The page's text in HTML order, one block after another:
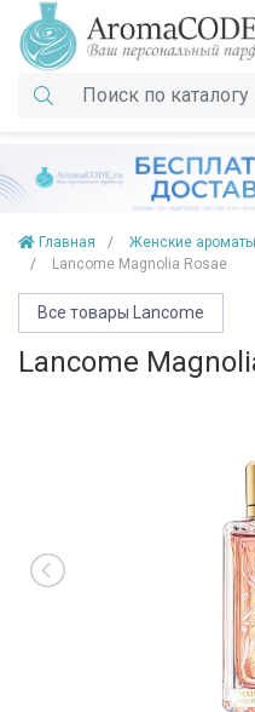
Главная Женские ароматы
Lancome Magnolia Rosae
Все товары Lancome
Lancome